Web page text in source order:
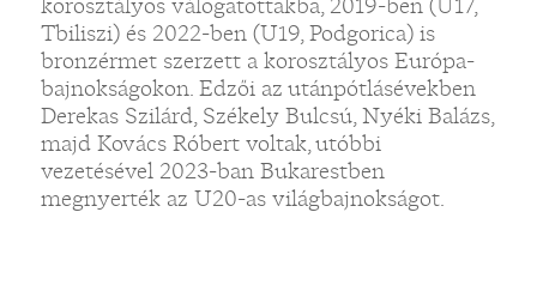
Tbiliszi) és 2022-ben (U19, Podgorica) is
bronzérmet szerzett a korosztályos Európa-
bajnokságokon. Edzői az utánpótlásévekben
Derekas Szilárd, Székely Bulcsú, Nyéki Balázs,
majd Kovács Róbert voltak, utóbbi
vezetésével 2023-ban Bukarestben
megnyerték az U20-as világbajnokságot.